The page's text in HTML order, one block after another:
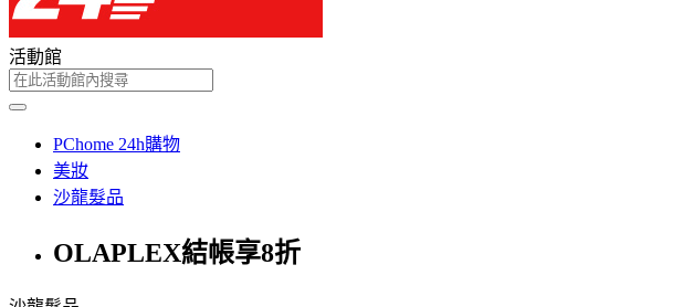
活動館
PChome 24h購物
美妝
沙龍髮品
OLAPLEX結帳享8折